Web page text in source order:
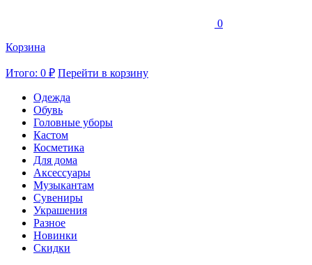
0
Корзина
Итого: 0 ₽ Перейти в корзину
Одежда
Обувь
Головные уборы
Кастом
Косметика
Для дома
Аксессуары
Музыкантам
Сувениры
Украшения
Разное
Новинки
Скидки